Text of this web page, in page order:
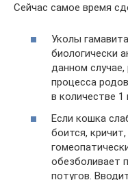
Сейчас самое время
Уколы
биологически
данном
процесса
в количестве 1
Если кошка
боится,
обезболивает
потугов.